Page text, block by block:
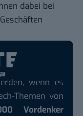
dabei bei
wenn es
Themen von
Vordenker